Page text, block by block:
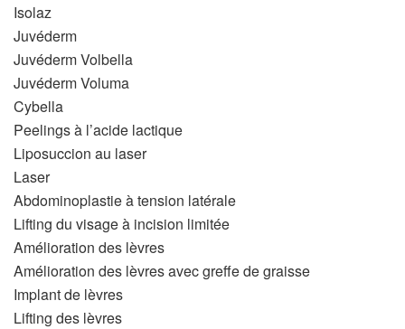
Isolaz
Juvéderm
Juvéderm Volbella
Juvéderm Voluma
Cybella
Peelings à l’acide lactique
Liposuccion au laser
Laser
Abdominoplastie à tension latérale
Lifting du visage à incision limitée
Amélioration des lèvres
Amélioration des lèvres avec greffe de graisse
Implant de lèvres
Lifting des lèvres